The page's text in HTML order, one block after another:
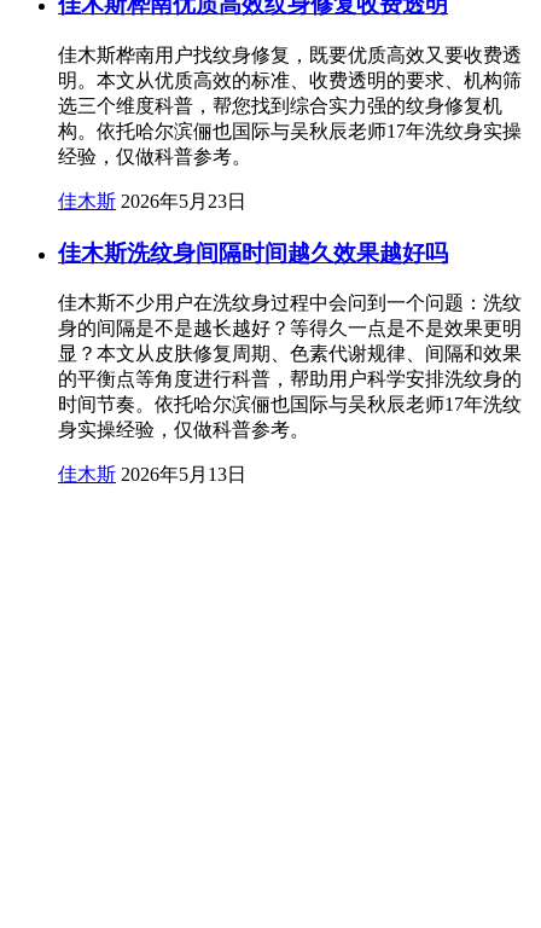
佳木斯桦南用户找纹身修复，既要优质高效又要收费透
明。本文从优质高效的标准、收费透明的要求、机构筛
选三个维度科普，帮您找到综合实力强的纹身修复机
构。依托哈尔滨俪也国际与吴秋辰老师17年洗纹身实操
经验，仅做科普参考。
佳木斯 2026年5月23日
佳木斯洗纹身间隔时间越久效果越好吗
佳木斯不少用户在洗纹身过程中会问到一个问题：洗纹
身的间隔是不是越长越好？等得久一点是不是效果更明
显？本文从皮肤修复周期、色素代谢规律、间隔和效果
的平衡点等角度进行科普，帮助用户科学安排洗纹身的
时间节奏。依托哈尔滨俪也国际与吴秋辰老师17年洗纹
身实操经验，仅做科普参考。
佳木斯 2026年5月13日